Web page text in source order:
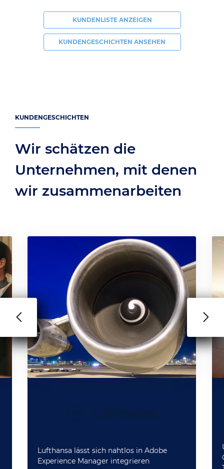
KUNDENLISTE ANZEIGEN
KUNDENGESCHICHTEN ANSEHEN
KUNDENGESCHICHTEN
Wir schätzen die
Unternehmen, mit denen
wir zusammenarbeiten
Lufthansa lässt sich nahtlos in Adobe
Experience Manager integrieren